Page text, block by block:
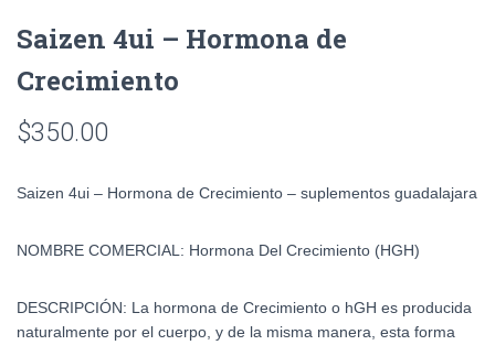
Saizen 4ui – Hormona de
Crecimiento
$350.00
Saizen 4ui – Hormona de Crecimiento – suplementos guadalajara
NOMBRE COMERCIAL: Hormona Del Crecimiento (HGH)
DESCRIPCIÓN: La hormona de Crecimiento o hGH es producida
naturalmente por el cuerpo, y de la misma manera, esta forma